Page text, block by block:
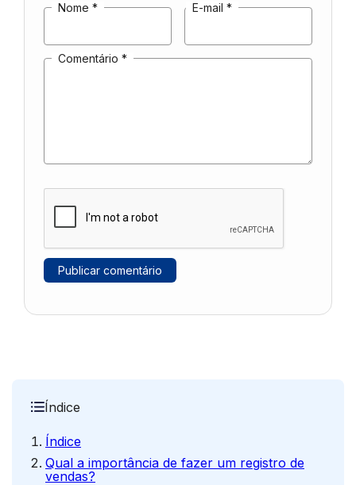
Nome * E-mail *
Comentário *
Índice
Índice
Qual a importância de fazer um registro de
vendas?